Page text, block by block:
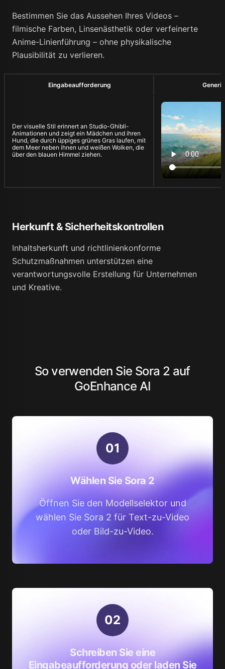
Bestimmen Sie das Aussehen Ihres Videos –
filmische Farben, Linsenästhetik oder verfeinerte
Anime-Linienführung – ohne physikalische
Plausibilität zu verlieren.
Eingabeaufforderung
Der visuelle Stil erinnert an Studio-Ghibli-
Animationen und zeigt ein Mädchen und ihren
Hund, die durch üppiges grünes Gras laufen, mit
dem Meer neben ihnen und weißen Wolken, die
über den blauen Himmel ziehen.
Herkunft & Sicherheitskontrollen
Inhaltsherkunft und richtlinienkonforme
Schutzmaßnahmen unterstützen eine
verantwortungsvolle Erstellung für Unternehmen
und Kreative.
So verwenden Sie Sora 2 auf
GoEnhance AI
01
Wählen Sie Sora 2
Öffnen Sie den Modellselektor und
wählen Sie Sora 2 für Text-zu-Video
oder Bild-zu-Video.
02
Schreiben Sie eine
Eingabeaufforderung oder laden Sie